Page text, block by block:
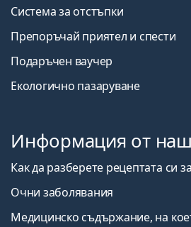
Система за отстъпки
Препоръчай приятел и спести
Подаръчен ваучер
Екологично пазаруване
Информация от
Как да разберете рецептата си
Очни заболявания
Медицинско съдържание, на